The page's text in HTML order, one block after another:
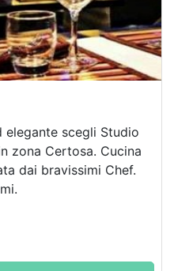
elegante scegli Studio
zona Certosa. Cucina
dai bravissimi Chef.